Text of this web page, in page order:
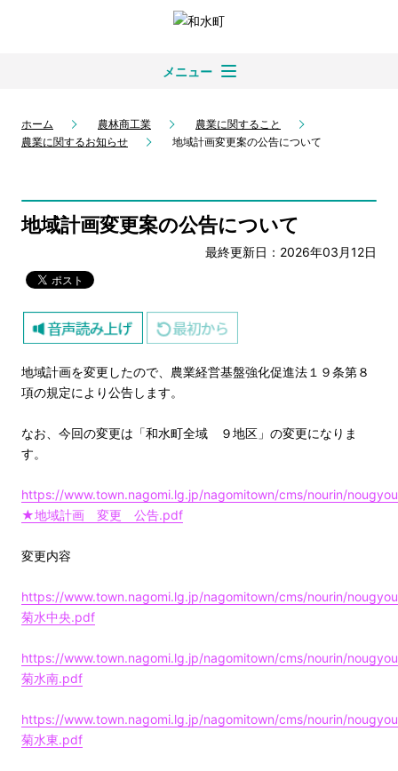
メニュー
ホーム 農林商工業
農業に関すること
農業に関するお知らせ
地域計画変更案の公告について
地域計画変更案の公告について
最終更新日：2026年03月12日
地域計画を変更したので、農業経営基盤強化促進法１９条第８
項の規定により公告します。
なお、今回の変更は「和水町全域 ９地区」の変更になりま
す。
https://www.town.nagomi.lg.jp/nagomitown/cms/nourin/
★地域計画 変更 公告.pdf
変更内容
https://www.town.nagomi.lg.jp/nagomitown/cms/nourin/
菊水中央.pdf
https://www.town.nagomi.lg.jp/nagomitown/cms/nourin/
菊水南.pdf
https://www.town.nagomi.lg.jp/nagomitown/cms/nourin/
菊水東.pdf